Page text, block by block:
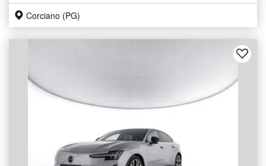
Corciano (PG)